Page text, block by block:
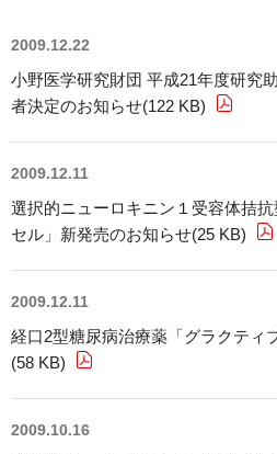
医薬・薬学研究支援
English会社案内
CM・動画情報
IRカレンダー
株主・投資家との対話
よくあるご質問
社会
ガバナンス
ステークホルダーエンゲ
ポリシー類
GRIスタンダード対照表
サステナビリティレポート
ESGデータ集
2009.12.22
小野医学研究財団 平成21年度研究
者決定のお知らせ(122 KB)
2009.12.11
選択的ニューロキニン１受容体拮
セル」新発売のお知らせ(25 KB)
2009.12.11
経口2型糖尿病治療薬「グラクティ
(58 KB)
2009.10.16